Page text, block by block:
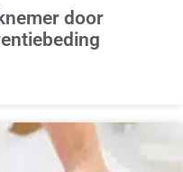
door